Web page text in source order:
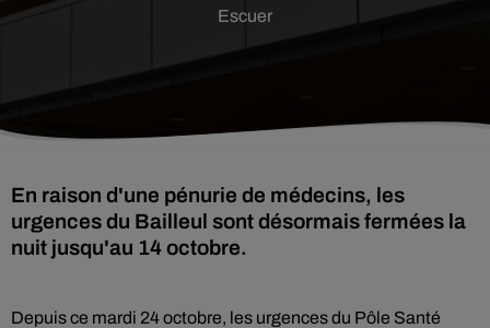
Escuer
En raison d'une pénurie de médecins, les
urgences du Bailleul sont désormais fermées la
nuit jusqu'au 14 octobre.
Depuis ce mardi 24 octobre, les urgences du Pôle Santé